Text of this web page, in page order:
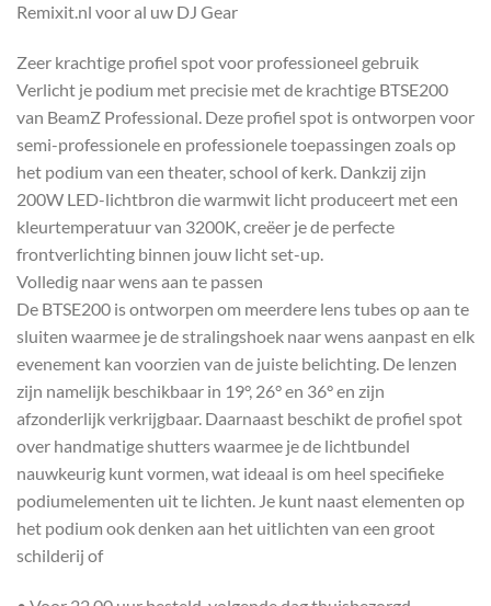
Remixit.nl voor al uw DJ Gear
Zeer krachtige profiel spot voor professioneel gebruik
Verlicht je podium met precisie met de krachtige BTSE200
van BeamZ Professional. Deze profiel spot is ontworpen voor
semi-professionele en professionele toepassingen zoals op
het podium van een theater, school of kerk. Dankzij zijn
200W LED-lichtbron die warmwit licht produceert met een
kleurtemperatuur van 3200K, creëer je de perfecte
frontverlichting binnen jouw licht set-up.
Volledig naar wens aan te passen
De BTSE200 is ontworpen om meerdere lens tubes op aan te
sluiten waarmee je de stralingshoek naar wens aanpast en elk
evenement kan voorzien van de juiste belichting. De lenzen
zijn namelijk beschikbaar in 19°, 26° en 36° en zijn
afzonderlijk verkrijgbaar. Daarnaast beschikt de profiel spot
over handmatige shutters waarmee je de lichtbundel
nauwkeurig kunt vormen, wat ideaal is om heel specifieke
podiumelementen uit te lichten. Je kunt naast elementen op
het podium ook denken aan het uitlichten van een groot
schilderij of